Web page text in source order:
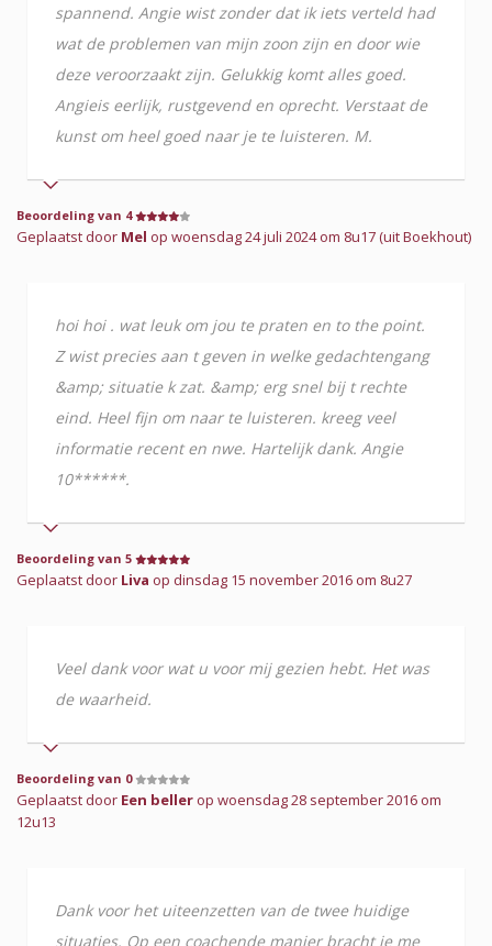
spannend. Angie wist zonder dat ik iets verteld had
wat de problemen van mijn zoon zijn en door wie
deze veroorzaakt zijn. Gelukkig komt alles goed.
Angieis eerlijk, rustgevend en oprecht. Verstaat de
kunst om heel goed naar je te luisteren. M.
Beoordeling van 4
Geplaatst door Mel op woensdag 24 juli 2024 om 8u17 (uit Boekhout)
hoi hoi . wat leuk om jou te praten en to the point.
Z wist precies aan t geven in welke gedachtengang
&amp; situatie k zat. &amp; erg snel bij t rechte
eind. Heel fijn om naar te luisteren. kreeg veel
informatie recent en nwe. Hartelijk dank. Angie
10******.
Beoordeling van 5
Geplaatst door Liva op dinsdag 15 november 2016 om 8u27
Veel dank voor wat u voor mij gezien hebt. Het was
de waarheid.
Beoordeling van 0
Geplaatst door Een bellerop woensdag 28 september 2016 om
12u13
Dank voor het uiteenzetten van de twee huidige
situaties. Op een coachende manier bracht je me